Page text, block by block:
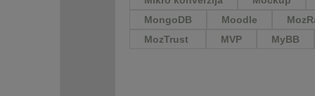
MongoDB
Moodle
MozTrust
MVP MyBB